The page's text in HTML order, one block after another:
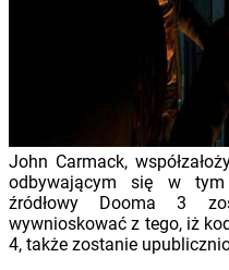
John Carmack,
odbywającym się w
źródłowy Dooma 3
wywnioskować z tego, iż
4, także zostanie